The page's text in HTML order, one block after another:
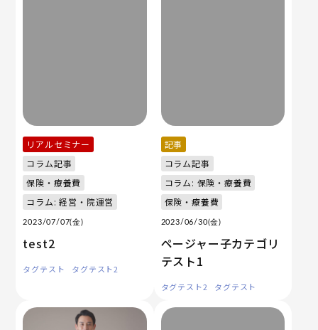
リアルセミナー
コラム記事
保険・療養費
コラム: 経営・院運営
2023/07/07(金)
test2
タグテスト タグテスト2
記事
コラム記事
コラム: 保険・療養費
保険・療養費
2023/06/30(金)
ページャー子カテゴリ
テスト1
タグテスト2 タグテスト